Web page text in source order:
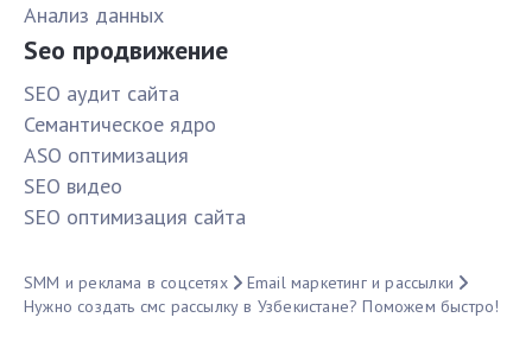
Анализ данных
Seo продвижение
SЕО аудит сайта
Семантическое ядро
ASO оптимизация
SЕО видео
SЕО оптимизация сайта
SMM и реклама в соцсетях
Email маркетинг и рассылки
Нужно создать смс рассылку в Узбекистане? Поможем быстро!